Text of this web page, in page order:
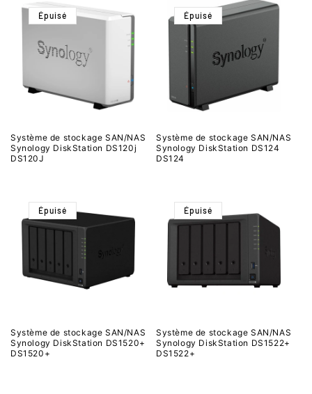
Épuisé
Système de stockage SAN/NAS
Synology DiskStation DS120j
DS120J
Épuisé
Système de stockage SAN/NAS
Synology DiskStation DS124
DS124
Épuisé
Système de stockage SAN/NAS
Synology DiskStation DS1520+
DS1520+
Épuisé
Système de stockage SAN/NAS
Synology DiskStation DS1522+
DS1522+